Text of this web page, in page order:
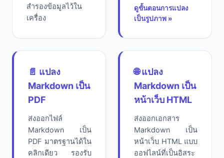
สำรองข้อมูลไว้ใน
เครื่อง
ดูขั้นตอนการแปลง
เป็นรูปภาพ »
📄 แปลง
Markdown เป็น
PDF
ส่งออกไฟล์
Markdown เป็น
PDF มาตรฐานได้ใน
คลิกเดียว รองรับ
🌐 แปลง
Markdown เป็น
หน้าเว็บ HTML
ส่งออกเอกสาร
Markdown เป็น
หน้าเว็บ HTML แบบ
ออฟไลน์ที่เป็นอิสระ